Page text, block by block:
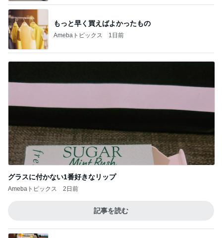
もっと早く買えばよかったもの
Amebaトピックス 1日前
グラスに付かない1番好きなリップ
Amebaトピックス 2日前
記事を読む